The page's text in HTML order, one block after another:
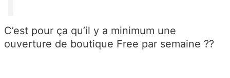
C’est pour ça qu’il y a minimum une
ouverture de boutique Free par semaine ??